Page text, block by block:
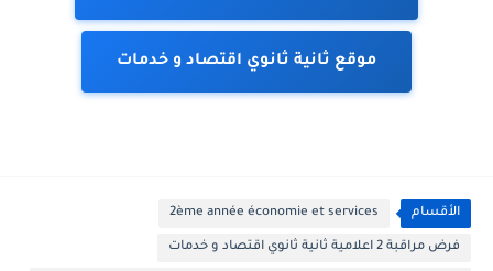
موقع ثانية ثانوي اقتصاد و خدمات
الأقسام 2ème année économie et services
فرض مراقبة 2 اعلامية ثانية ثانوي اقتصاد و خدمات